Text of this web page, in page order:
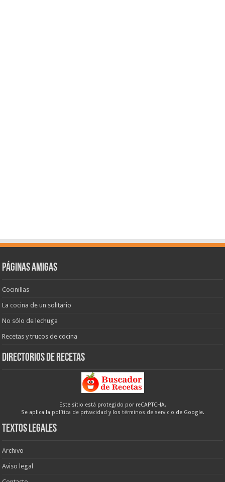
Páginas amigas
Cocinillas
La cocina de un solitario
No sólo de lechuga
Recetas y trucos de cocina
Directorios de recetas
Este sitio está protegido por reCAPTCHA.
Se aplica la política de privacidad y los términos de servicio de Google.
Textos legales
Archivo
Aviso legal